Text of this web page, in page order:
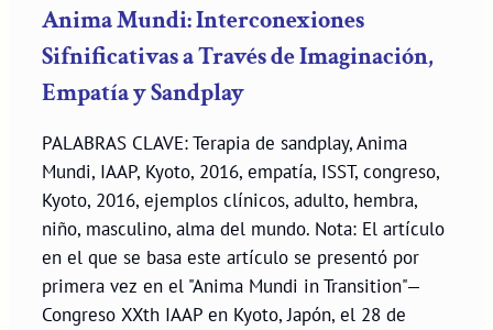
Anima Mundi: Interconexiones
Sifnificativas a Través de Imaginación,
Empatía y Sandplay
PALABRAS CLAVE: Terapia de sandplay, Anima
Mundi, IAAP, Kyoto, 2016, empatía, ISST, congreso,
Kyoto, 2016, ejemplos clínicos, adulto, hembra,
niño, masculino, alma del mundo. Nota: El artículo
en el que se basa este artículo se presentó por
primera vez en el "Anima Mundi in Transition"—
Congreso XXth IAAP en Kyoto, Japón, el 28 de